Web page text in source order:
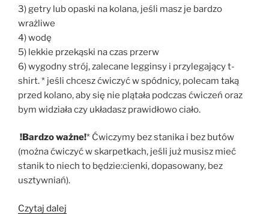
3) getry lub opaski na kolana, jeśli masz je bardzo
wrażliwe
4) wodę
5) lekkie przekąski na czas przerw
6) wygodny strój, zalecane legginsy i przylegający t-
shirt. * jeśli chcesz ćwiczyć w spódnicy, polecam taką
przed kolano, aby się nie plątała podczas ćwiczeń oraz
bym widziała czy układasz prawidłowo ciało.
!Bardzo ważne!* Ćwiczymy bez stanika i bez butów
(można ćwiczyć w skarpetkach, jeśli już musisz mieć
stanik to niech to będzie:cienki, dopasowany, bez
usztywniań).
Czytaj dalej